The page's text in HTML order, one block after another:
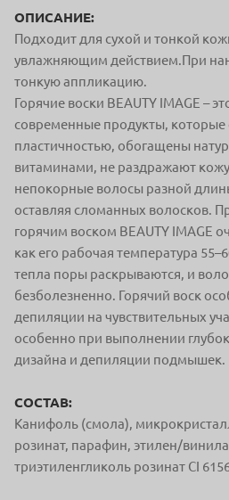
ОПИСАНИЕ:
Подходит для сухой и тонкой
увлажняющим действием.При
тонкую аппликацию.
Горячие воски BEAUTY IMAGE –
современные продукты,
пластичностью, обогащены
витаминами, не раздражают
непокорные волосы разной
оставляя сломанных волосков.
горячим воском BEAUTY IMAGE
как его рабочая температура
тепла поры раскрываются, и
безболезненно. Горячий воск
депиляции на чувствительных
особенно при выполнении
дизайна и депиляции подмышек.
СОСТАВ:
Канифоль (смола),
розинат, парафин, этилен/
триэтиленгликоль розинат CI